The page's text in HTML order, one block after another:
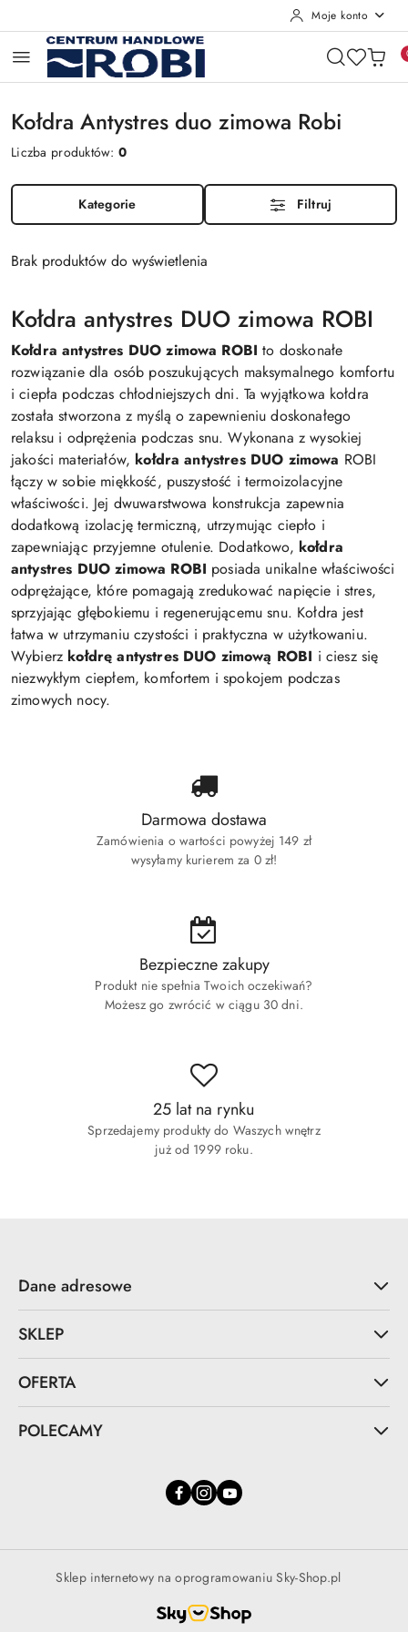
Moje konto
Kołdra Antystres duo zimowa Robi
Liczba produktów:0
Kategorie Filtruj
Brak produktów do wyświetlenia
Kołdra antystres DUO zimowa ROBI
Kołdra antystres DUO zimowa ROBI to doskonałe
rozwiązanie dla osób poszukujących maksymalnego komfortu
i ciepła podczas chłodniejszych dni. Ta wyjątkowa kołdra
została stworzona z myślą o zapewnieniu doskonałego
relaksu i odprężenia podczas snu. Wykonana z wysokiej
jakości materiałów, kołdra antystres DUO zimowa ROBI
łączy w sobie miękkość, puszystość i termoizolacyjne
właściwości. Jej dwuwarstwowa konstrukcja zapewnia
dodatkową izolację termiczną, utrzymując ciepło i
zapewniając przyjemne otulenie. Dodatkowo, kołdra
antystres DUO zimowa ROBI posiada unikalne właściwości
odprężające, które pomagają zredukować napięcie i stres,
sprzyjając głębokiemu i regenerującemu snu. Kołdra jest
łatwa w utrzymaniu czystości i praktyczna w użytkowaniu.
Wybierz kołdrę antystres DUO zimową ROBI i ciesz się
niezwykłym ciepłem, komfortem i spokojem podczas
zimowych nocy.
Darmowa dostawa
Zamówienia o wartości powyżej 149 zł
wysyłamy kurierem za 0 zł!
Bezpieczne zakupy
Produkt nie spełnia Twoich oczekiwań?
Możesz go zwrócić w ciągu 30 dni.
25 lat na rynku
Sprzedajemy produkty do Waszych wnętrz
już od 1999 roku.
Dane adresowe
SKLEP
OFERTA
POLECAMY
Sklep internetowy na oprogramowaniu Sky-Shop.pl